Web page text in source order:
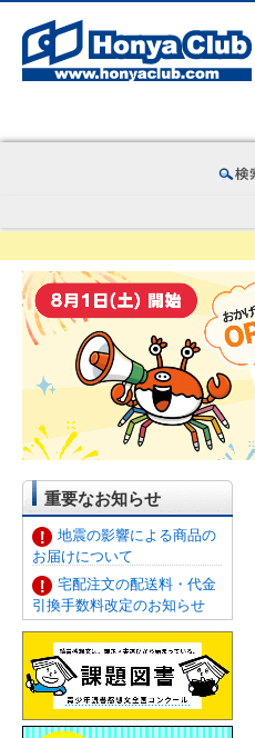
重要なお知らせ
地震の影響による商品の
お届けについて
宅配注文の配送料・代金
引換手数料改定のお知らせ